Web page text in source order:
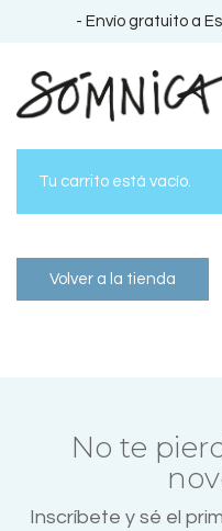
- Envío gratuito a
Tu carrito está vacío.
Volver a la tienda
No te
Inscríbete y sé el